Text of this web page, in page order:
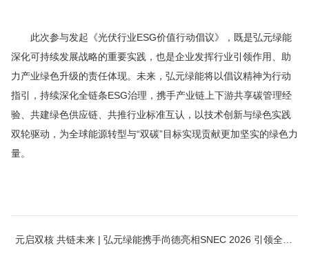
此次参与发起《光伏行业ESG价值行动倡议》，既是弘元绿能
深化可持续发展战略的重要实践，也是企业发挥行业引领作用、助
力产业绿色升级的责任体现。未来，弘元绿能将以倡议精神为行动
指引，持续深化全链条ESG治理，携手产业链上下游共享碳管理经
验、共建绿色供应链、共推行业标准互认，以技术创新与绿色实践
双轮驱动，为全球能源转型与“双碳”目标实现贡献更加坚实的绿色力
量。